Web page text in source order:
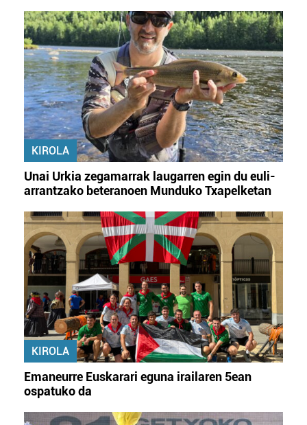
KIROLA
Unai Urkia zegamarrak laugarren egin du euli-
arrantzako beteranoen Munduko Txapelketan
KIROLA
Emaneurre Euskarari eguna irailaren 5ean
ospatuko da